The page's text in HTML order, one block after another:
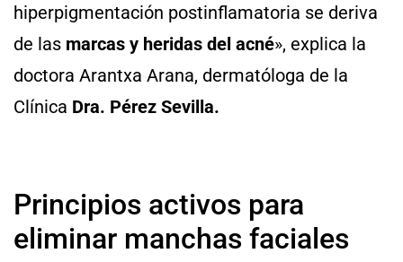
hiperpigmentación postinflamatoria se deriva
de las marcas y heridas del acné», explica la
doctora Arantxa Arana, dermatóloga de la
Clínica Dra. Pérez Sevilla.
Principios activos para
eliminar manchas faciales